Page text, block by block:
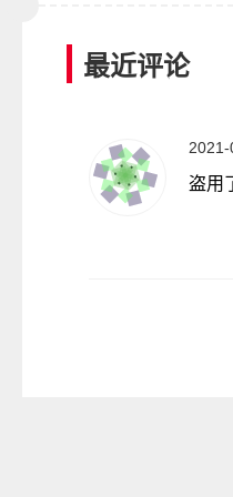
最近评论
盗用